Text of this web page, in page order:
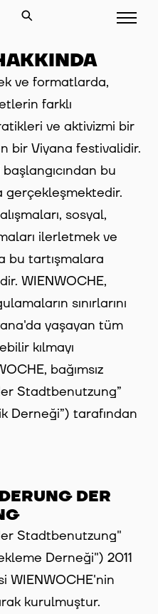
ve formatlarda,
farklı
ve aktivizmi bir
bir Viyana festivalidir.
bu
gerçekleşmektedir.
sosyal,
ilerletmek ve
bu tartışmalara
WIENWOCHE,
sınırlarını
yaşayan tüm
kılmayı
bağımsız
Stadtbenutzung”
Derneği”) tarafından
DER
Stadtbenutzung"
Derneği") 2011
WIENWOCHE'nin
kurulmuştur.